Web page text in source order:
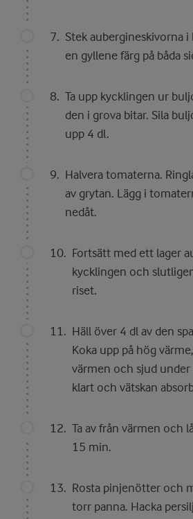
Stek aubergineskivorna
en gyllene färg på båda
Ta upp kycklingen ur
den i grova bitar. Sila
upp 4 dl.
Halvera tomaterna.
av grytan. Lägg i
nedåt.
Fortsätt med ett lager
kycklingen och
riset.
Häll över 4 dl av den
Koka upp på hög
värmen och sjud
klart och vätskan
Ta av från värmen och
15 min.
Rosta pinjenötter och
torr panna. Hacka